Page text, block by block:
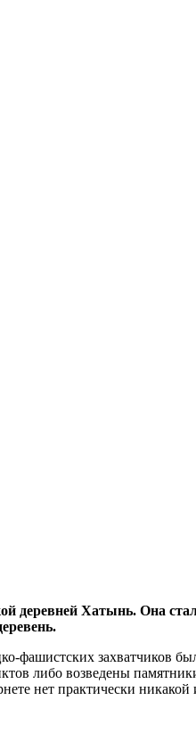
деревней Хатынь. Она
фашистских захватчиков
либо возведены
нет практически